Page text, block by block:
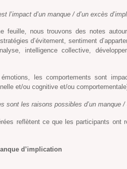
l’impact d’un manque / d’un excès
feuille, nous trouvons des notes
d’évitement, sentiment
intelligence collective,
les comportements sont
et/ou cognitive et/ou
sont les raisons possibles d’un manque /
reflètent ce que les participants ont
d’implication